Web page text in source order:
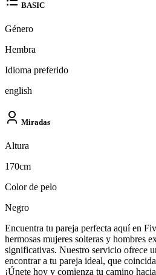
BASIC
Género
Hembra
Idioma preferido
english
Miradas
Altura
170cm
Color de pelo
Negro
Encuentra tu pareja perfecta aquí en
hermosas mujeres solteras y hombres
significativas. Nuestro servicio ofrece
encontrar a tu pareja ideal, que
¡Únete hoy y comienza tu camino